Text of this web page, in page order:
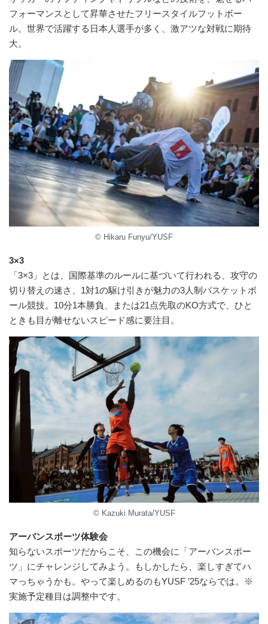
フォーマンスとして昇華させたフリースタイルフットボー
ル。世界で活躍する日本人選手が多く、激アツな対戦に期待
大。
© Hikaru Funyu/YUSF
3×3
「3×3」とは、国際基準のルールに基づいて行われる、攻守の
切り替えの速さ、1対1の駆け引きが魅力の3人制バスケットボ
ール競技。10分1本勝負、または21点先取のKO方式で、ひと
ときも目が離せないスピード感に要注目。
© Kazuki Murata/YUSF
アーバンスポーツ体験会
知らないスポーツだからこそ、この機会に「アーバンスポー
ツ」にチャレンジしてみよう。もしかしたら、楽しすぎてハ
マっちゃうかも。やって楽しめるのもYUSF ’25ならでは。※
実施予定種目は調整中です。